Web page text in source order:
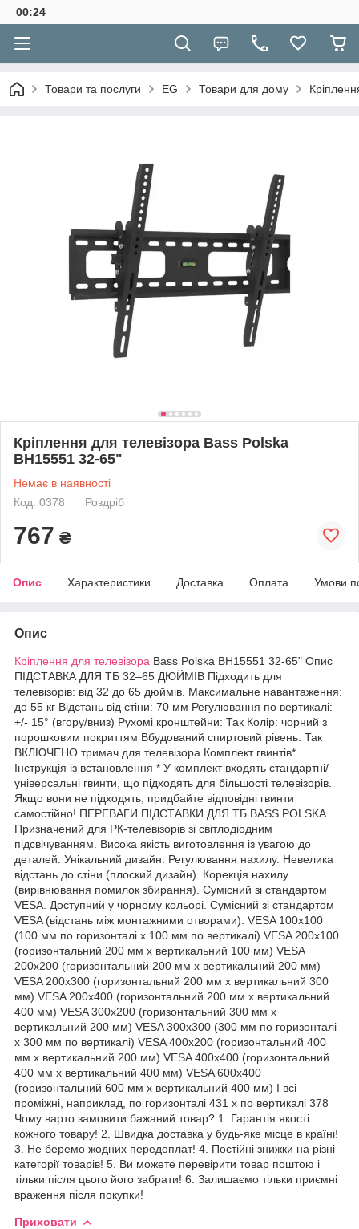
00:24
Товари та послуги EG Товари для дому
Кріплення для телевізора Bass Polska
BH15551 32-65"
Немає в наявності
Код: 0378
Роздріб
767 ₴
Опис Характеристики Доставка Оплата Умови
Опис
Кріплення для телевізора Bass Polska BH15551 32-65" Опис
ПІДСТАВКА ДЛЯ ТБ 32–65 ДЮЙМІВ Підходить для
телевізорів: від 32 до 65 дюймів. Максимальне навантаження:
до 55 кг Відстань від стіни: 70 мм Регулювання по вертикалі:
+/- 15° (вгору/вниз) Рухомі кронштейни: Так Колір: чорний з
порошковим покриттям Вбудований спиртовий рівень: Так
ВКЛЮЧЕНО тримач для телевізора Комплект гвинтів*
Інструкція із встановлення * У комплект входять стандартні/
універсальні гвинти, що підходять для більшості телевізорів.
Якщо вони не підходять, придбайте відповідні гвинти
самостійно! ПЕРЕВАГИ ПІДСТАВКИ ДЛЯ ТБ BASS POLSKA
Призначений для РК-телевізорів зі світлодіодним
підсвічуванням. Висока якість виготовлення із увагою до
деталей. Унікальний дизайн. Регулювання нахилу. Невелика
відстань до стіни (плоский дизайн). Корекція нахилу
(вирівнювання помилок збирання). Сумісний зі стандартом
VESA. Доступний у чорному кольорі. Сумісний зі стандартом
VESA (відстань між монтажними отворами): VESA 100x100
(100 мм по горизонталі x 100 мм по вертикалі) VESA 200x100
(горизонтальний 200 мм x вертикальний 100 мм) VESA
200x200 (горизонтальний 200 мм x вертикальний 200 мм)
VESA 200x300 (горизонтальний 200 мм x вертикальний 300
мм) VESA 200x400 (горизонтальний 200 мм x вертикальний
400 мм) VESA 300x200 (горизонтальний 300 мм x
вертикальний 200 мм) VESA 300x300 (300 мм по горизонталі
x 300 мм по вертикалі) VESA 400x200 (горизонтальний 400
мм x вертикальний 200 мм) VESA 400x400 (горизонтальний
400 мм x вертикальний 400 мм) VESA 600x400
(горизонтальний 600 мм x вертикальний 400 мм) І всі
проміжні, наприклад, по горизонталі 431 х по вертикалі 378
Чому варто замовити бажаний товар? 1. Гарантія якості
кожного товару! 2. Швидка доставка у будь-яке місце в країні!
3. Не беремо жодних передоплат! 4. Постійні знижки на різні
категорії товарів! 5. Ви можете перевірити товар поштою і
тільки після цього його забрати! 6. Залишаємо тільки приємні
враження після покупки!
Приховати